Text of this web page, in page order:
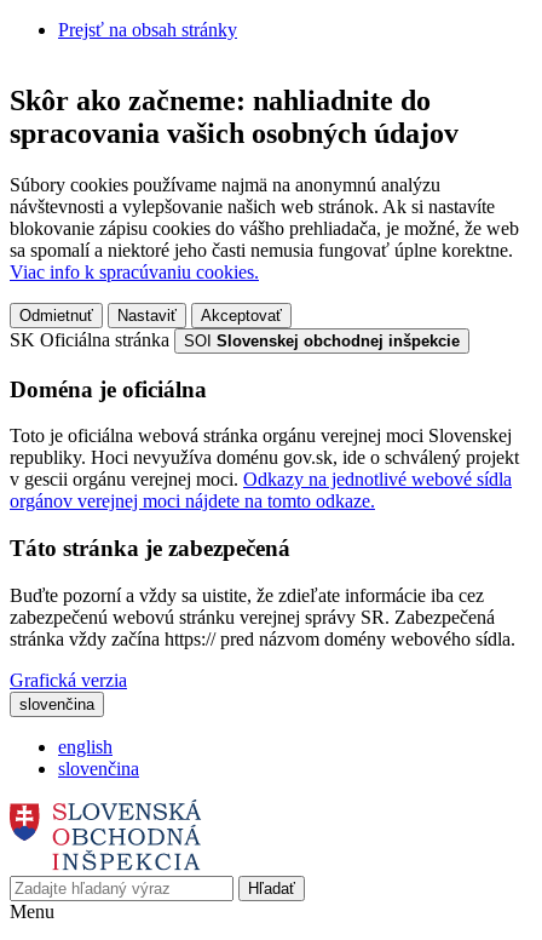
Prejsť na obsah stránky
Skôr ako začneme: nahliadnite do
spracovania vašich osobných údajov
Súbory cookies používame najmä na anonymnú analýzu
návštevnosti a vylepšovanie našich web stránok. Ak si nastavíte
blokovanie zápisu cookies do vášho prehliadača, je možné, že web
sa spomalí a niektoré jeho časti nemusia fungovať úplne korektne.
Viac info k spracúvaniu cookies.
Odmietnuť Nastaviť Akceptovať
SK Oficiálna stránka SOI Slovenskej obchodnej inšpekcie
Doména je oficiálna
Toto je oficiálna webová stránka orgánu verejnej moci Slovenskej
republiky. Hoci nevyužíva doménu gov.sk, ide o schválený projekt
v gescii orgánu verejnej moci. Odkazy na jednotlivé webové sídla
orgánov verejnej moci nájdete na tomto odkaze.
Táto stránka je zabezpečená
Buďte pozorní a vždy sa uistite, že zdieľate informácie iba cez
zabezpečenú webovú stránku verejnej správy SR. Zabezpečená
stránka vždy začína https:// pred názvom domény webového sídla.
Grafická verzia
slovenčina
english
slovenčina
Hľadať
Menu